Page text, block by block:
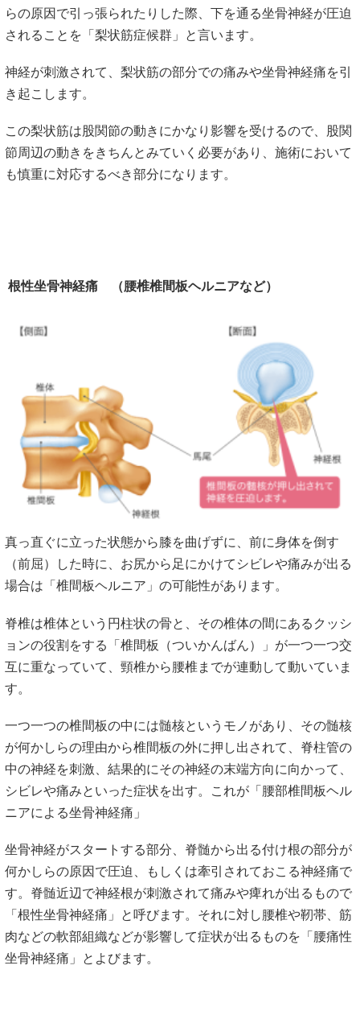
らの原因で引っ張られたりした際、下を通る坐骨神経が圧迫
されることを「梨状筋症候群」と言います。
神経が刺激されて、梨状筋の部分での痛みや坐骨神経痛を引
き起こします。
この梨状筋は股関節の動きにかなり影響を受けるので、股関
節周辺の動きをきちんとみていく必要があり、施術において
も慎重に対応するべき部分になります。
根性坐骨神経痛 （腰椎椎間板ヘルニアなど）
真っ直ぐに立った状態から膝を曲げずに、前に身体を倒す
（前屈）した時に、お尻から足にかけてシビレや痛みが出る
場合は「椎間板ヘルニア」の可能性があります。
脊椎は椎体という円柱状の骨と、その椎体の間にあるクッシ
ョンの役割をする「椎間板（ついかんばん）」が一つ一つ交
互に重なっていて、頸椎から腰椎までが連動して動いていま
す。
一つ一つの椎間板の中には髄核というモノがあり、その髄核
が何かしらの理由から椎間板の外に押し出されて、脊柱管の
中の神経を刺激、結果的にその神経の末端方向に向かって、
シビレや痛みといった症状を出す。これが「腰部椎間板ヘル
ニアによる坐骨神経痛」
坐骨神経がスタートする部分、脊髄から出る付け根の部分が
何かしらの原因で圧迫、もしくは牽引されておこる神経痛で
す。脊髄近辺で神経根が刺激されて痛みや痺れが出るもので
「根性坐骨神経痛」と呼びます。それに対し腰椎や靭帯、筋
肉などの軟部組織などが影響して症状が出るものを「腰痛性
坐骨神経痛」とよびます。